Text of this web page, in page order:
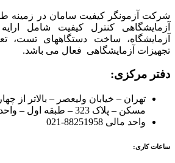
شرکت آزمونگر کیفیت سامان در زمینه
آزمایشگاهی کنترل کیفیت شامل
آزمایشگاه، ساخت دستگاههای تست،
تجهیزات آزمایشگاهی فعال می باشد.
دفتر مرکزی:
تهران – خیابان ولیعصر – بالاتر از
مسکن – پلاک 323 – طبقه اول – واحد B2
واحد مالی 88251958-021
ساعات کاری: